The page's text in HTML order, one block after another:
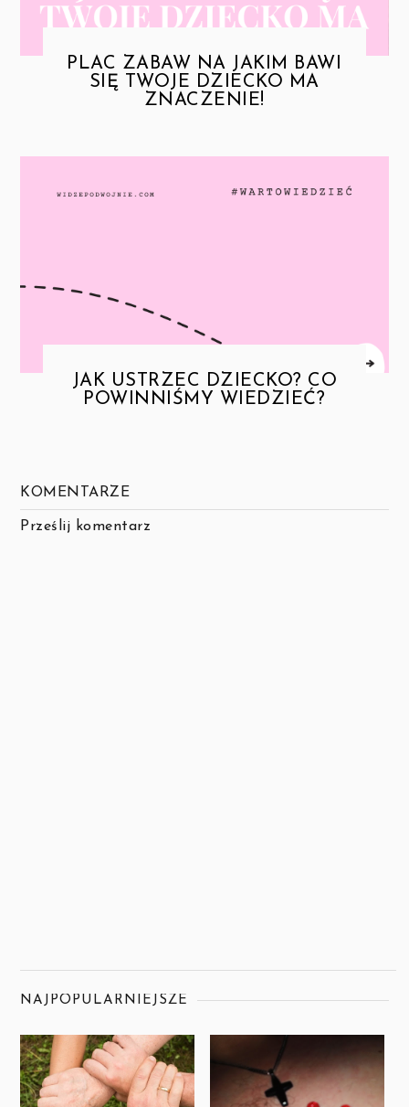
PLAC ZABAW NA JAKIM BAWI
SIĘ TWOJE DZIECKO MA
ZNACZENIE!
JAK USTRZEC DZIECKO? CO
POWINNIŚMY WIEDZIEĆ?
KOMENTARZE
Prześlij komentarz
NAJPOPULARNIEJSZE